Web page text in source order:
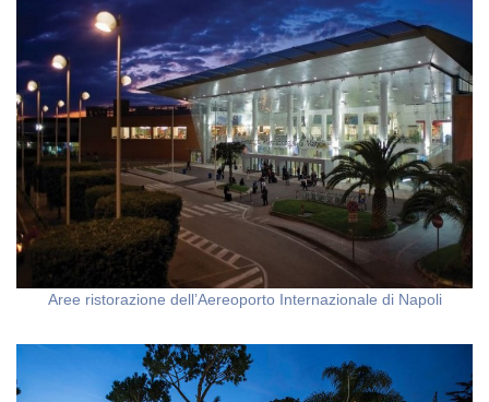
Aree ristorazione dell’Aereoporto Internazionale di Napoli